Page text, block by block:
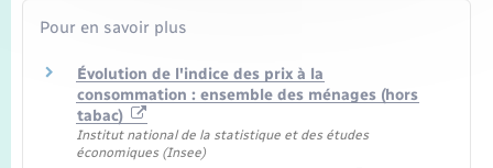
Pour en savoir plus
Évolution de l'indice des prix à la
consommation : ensemble des ménages (hors
tabac)
Institut national de la statistique et des études
économiques (Insee)